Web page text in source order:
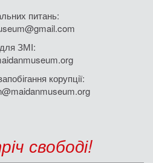
питань:
для ЗМІ:
корупції:
свободі!